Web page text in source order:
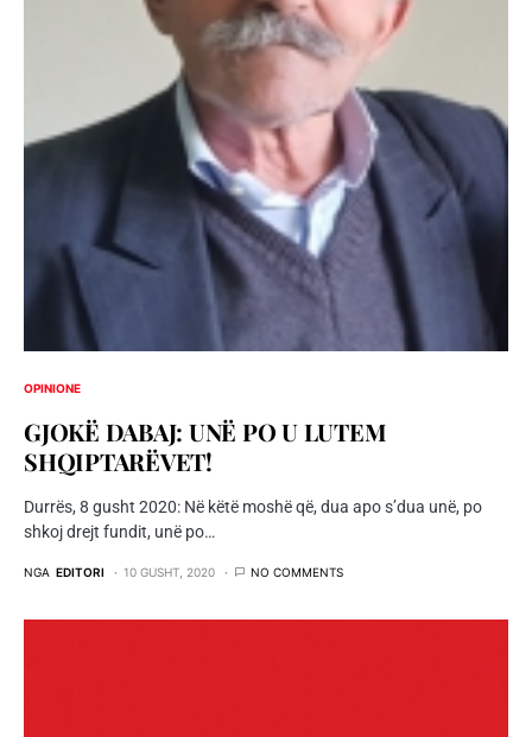
OPINIONE
GJOKË DABAJ: UNË PO U LUTEM
SHQIPTARËVET!
Durrës, 8 gusht 2020: Në këtë moshë që, dua apo s’dua unë, po
shkoj drejt fundit, unë po…
NGA EDITORI 10 GUSHT, 2020 NO COMMENTS